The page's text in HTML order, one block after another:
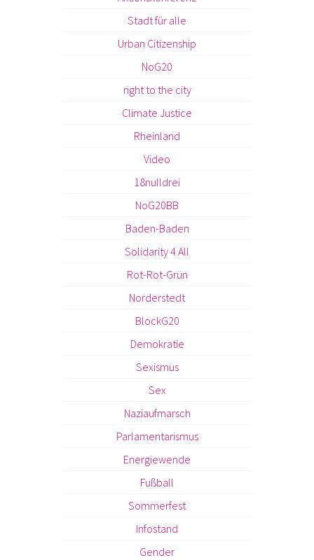
Stadt für alle
Urban Citizenship
NoG20
right to the city
Climate Justice
Rheinland
Video
18nulldrei
NoG20BB
Baden-Baden
Solidarity 4 All
Rot-Rot-Grün
Norderstedt
BlockG20
Demokratie
Sexismus
Sex
Naziaufmarsch
Parlamentarismus
Energiewende
Fußball
Sommerfest
Infostand
Gender